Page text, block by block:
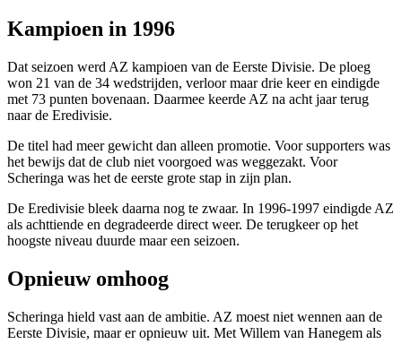
Kampioen in 1996
Dat seizoen werd AZ kampioen van de Eerste Divisie. De ploeg
won 21 van de 34 wedstrijden, verloor maar drie keer en eindigde
met 73 punten bovenaan. Daarmee keerde AZ na acht jaar terug
naar de Eredivisie.
De titel had meer gewicht dan alleen promotie. Voor supporters was
het bewijs dat de club niet voorgoed was weggezakt. Voor
Scheringa was het de eerste grote stap in zijn plan.
De Eredivisie bleek daarna nog te zwaar. In 1996-1997 eindigde AZ
als achttiende en degradeerde direct weer. De terugkeer op het
hoogste niveau duurde maar een seizoen.
Opnieuw omhoog
Scheringa hield vast aan de ambitie. AZ moest niet wennen aan de
Eerste Divisie, maar er opnieuw uit. Met Willem van Hanegem als